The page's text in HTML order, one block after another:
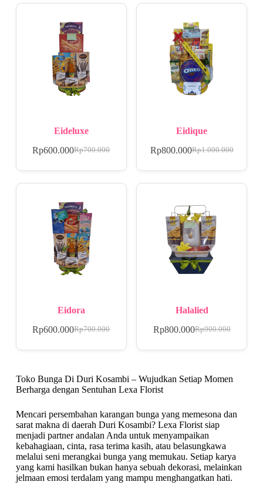
Eideluxe
Rp700.000
Rp600.000
Eidique
Rp1.000.000
Rp800.000
Eidora
Rp700.000
Rp600.000
Halalied
Rp900.000
Rp800.000
Toko Bunga Di Duri Kosambi – Wujudkan Setiap Momen
Berharga dengan Sentuhan Lexa Florist
Mencari persembahan karangan bunga yang memesona dan
sarat makna di daerah Duri Kosambi? Lexa Florist siap
menjadi partner andalan Anda untuk menyampaikan
kebahagiaan, cinta, rasa terima kasih, atau belasungkawa
melalui seni merangkai bunga yang memukau. Setiap karya
yang kami hasilkan bukan hanya sebuah dekorasi, melainkan
jelmaan emosi terdalam yang mampu menghangatkan hati.